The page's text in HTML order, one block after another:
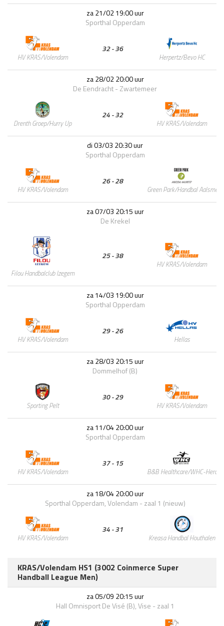
za 21/02 19:00 uur
Sporthal Opperdam
HV KRAS/Volendam
32 - 36
Herpertz/Bevo HC
za 28/02 20:00 uur
De Eendracht - Zwartemeer
Drenth Groep/Hurry Up
24 - 32
HV KRAS/Volendam
di 03/03 20:30 uur
Sporthal Opperdam
HV KRAS/Volendam
26 - 28
Green Park/Handbal Aalsmeer
za 07/03 20:15 uur
De Krekel
Filou Handbalclub Izegem
25 - 38
HV KRAS/Volendam
za 14/03 19:00 uur
Sporthal Opperdam
HV KRAS/Volendam
29 - 26
Hellas
za 28/03 20:15 uur
Dommelhof (B)
Sporting Pelt
30 - 29
HV KRAS/Volendam
za 11/04 20:00 uur
Sporthal Opperdam
HV KRAS/Volendam
37 - 15
B&B Healthcare/WHC-
za 18/04 20:00 uur
Sporthal Opperdam, Volendam - zaal 1 (nieuw)
HV KRAS/Volendam
34 - 31
Kreasa Handbal Houthalen
KRAS/Volendam HS1 (3002 Coinmerce Super
Handball League Men)
za 05/09 20:15 uur
Hall Omnisport De Visé (B), Vise - zaal 1